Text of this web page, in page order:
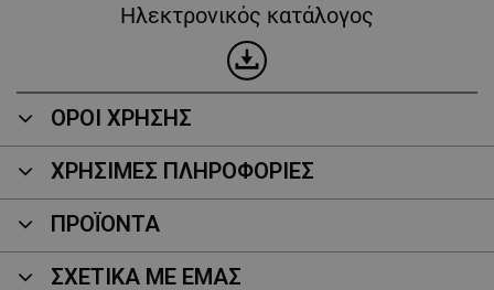
Ηλεκτρονικός κατάλογος
ΟΡΟΙ ΧΡΗΣΗΣ
ΧΡΗΣΙΜΕΣ ΠΛΗΡΟΦΟΡΙΕΣ
ΠΡΟΪΌΝΤΑ
ΣΧΕΤΙΚΑ ΜΕ ΕΜΑΣ